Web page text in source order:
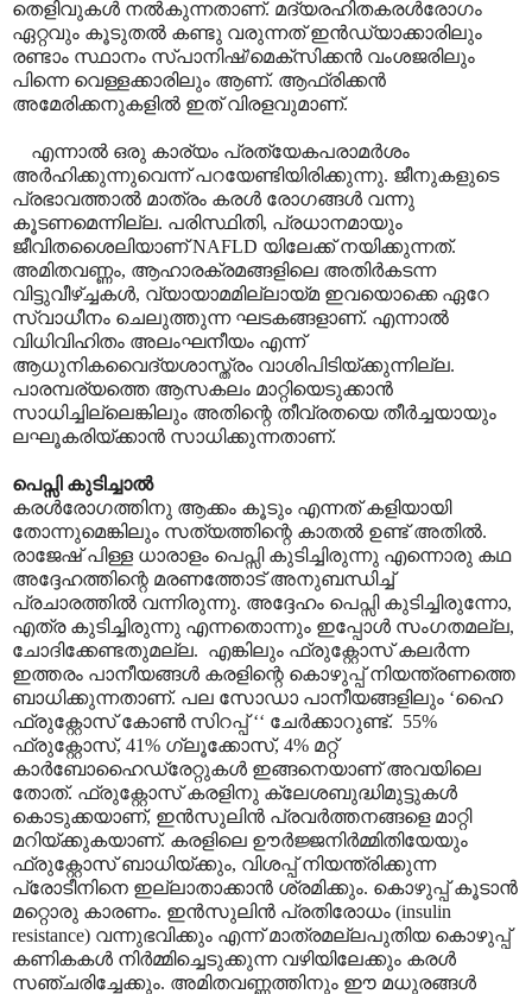
തെളിവുകൾ നൽകുന്നതാണ്. മദ്യരഹിതകരൾരോഗം
ഏറ്റവും കൂടുതൽ കണ്ടു വരുന്നത് ഇൻഡ്യാക്കാരിലും
രണ്ടാം സ്ഥാനം സ്പാനിഷ്/മെക്സിക്കൻ വംശജരിലും
പിന്നെ വെള്ളക്കാരിലും ആണ്. ആഫ്രിക്കൻ
അമേരിക്കനുകളിൽ ഇത് വിരളവുമാണ്.
എന്നാൽ ഒരു കാര്യം പ്രത്യേകപരാമർശം
അർഹിക്കുന്നുവെന്ന് പറയേണ്ടിയിരിക്കുന്നു. ജീനുകളുടെ
പ്രഭാവത്താൽ മാത്രം കരൾ രോഗങ്ങൾ വന്നു
കൂടണമെന്നില്ല. പരിസ്ഥിതി, പ്രധാനമായും
ജീവിതശൈലിയാണ് NAFLD യിലേക്ക് നയിക്കുന്നത്.
അമിതവണ്ണം, ആഹാരക്രമങ്ങളിലെ അതിർകടന്ന
വിട്ടുവീഴ്ച്ചകൾ, വ്യായാമമില്ലായ്മ ഇവയൊക്കെ ഏറേ
സ്വാധീനം ചെലുത്തുന്ന ഘടകങ്ങളാണ്. എന്നാൽ
വിധിവിഹിതം അലംഘനീയം എന്ന്
ആധുനികവൈദ്യശാ‍സ്ത്രം വാശിപിടിയ്ക്കുന്നില്ല.
പാരമ്പര്യത്തെ ആസകലം മാറ്റിയെടുക്കാൻ
സാധിച്ചില്ലെങ്കിലും അതിന്റെ തീവ്രതയെ തീർച്ചയായും
ലഘൂകരിയ്ക്കാൻ സാധിക്കുന്നതാണ്.
പെപ്സി കുടിച്ചാൽ
കരൾരോഗത്തിനു ആക്കം കൂടും എന്നത് കളിയായി
തോന്നുമെങ്കിലും സത്യത്തിന്റെ കാതൽ ഉണ്ട് അതിൽ.
രാജേഷ് പിള്ള ധാരാളം പെപ്സി കുടിച്ചിരുന്നു എന്നൊരു കഥ
അദ്ദേഹത്തിന്റെ മരണത്തോട് അനുബന്ധിച്ച്
പ്രചാരത്തിൽ വന്നിരുന്നു. അദ്ദേഹം പെപ്സി കുടിച്ചിരുന്നോ,
എത്ര കുടിച്ചിരുന്നു എന്നതൊന്നും ഇപ്പോൾ സംഗതമല്ല,
ചോദിക്കേണ്ടതുമല്ല. എങ്കിലും ഫ്രുക്റ്റോസ് കലർന്ന
ഇത്തരം പാനീയങ്ങൾ കരളിന്റെ കൊഴുപ്പ് നിയന്ത്രണത്തെ
ബാധിക്കുന്നതാണ്. പല സോഡാ പാനീയങ്ങളിലും ‘ഹൈ
ഫ്രുക്റ്റോസ് കോൺ സിറപ്പ് ‘‘ ചേർക്കാറുണ്ട്. 55%
ഫ്രുക്റ്റോസ്, 41% ഗ്ലൂക്കോസ്, 4% മറ്റ്
കാർബോഹൈഡ്രേറ്റുകൾ ഇങ്ങനെയാണ് അവയിലെ
തോത്. ഫ്രുക്റ്റോസ് കരളിനു ക്ലേശബുദ്ധിമുട്ടുകൾ
കൊടുക്കയാണ്, ഇൻസുലിൻ പ്രവർത്തനങ്ങളെ മാറ്റി
മറിയ്ക്കുകയാണ്. കരളിലെ ഊർജ്ജനിർമ്മിതിയേയും
ഫ്രുക്റ്റോസ് ബാധിയ്ക്കും, വിശപ്പ് നിയന്ത്രിക്കുന്ന
പ്രോടീനിനെ ഇല്ലാതാക്കാൻ ശ്രമിക്കും. കൊഴുപ്പ് കൂടാൻ
മറ്റൊരു കാരണം. ഇൻസുലിൻ പ്രതിരോധം (insulin
resistance) വന്നുഭവിക്കും എന്ന് മാത്രമല്ലപുതിയ കൊഴുപ്പ്
കണികകൾ നിർമ്മിച്ചെടുക്കുന്ന വഴിയിലേക്കും കരൾ
സഞ്ചരിച്ചേക്കും. അമിതവണ്ണത്തിനും ഈ മധുരങ്ങൾ